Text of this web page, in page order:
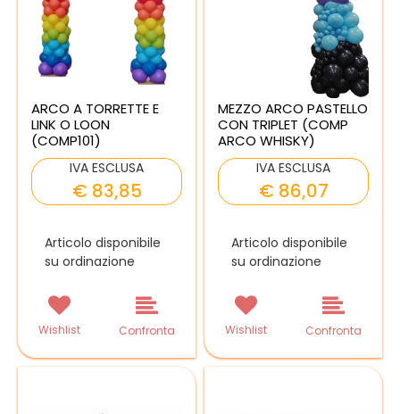
ARCO A TORRETTE E
LINK O LOON
(COMP101)
IVA ESCLUSA
€ 83,85
Articolo disponibile
su ordinazione
Wishlist Confronta
MEZZO ARCO PASTELLO
CON TRIPLET (COMP
ARCO WHISKY)
IVA ESCLUSA
€ 86,07
Articolo disponibile
su ordinazione
Wishlist Confronta